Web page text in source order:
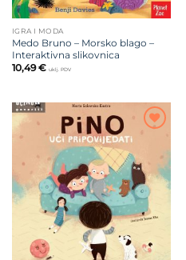
IGRA I MODA
Medo Bruno – Morsko blago –
Interaktivna slikovnica
10,49€ uklj. PDV
Dodajte